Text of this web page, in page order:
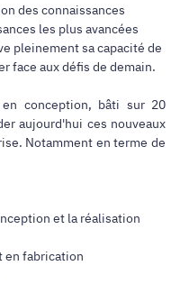
des connaissances
les plus avancées
pleinement sa capacité de
face aux défis de demain.
conception, bâti sur 20
aujourd'hui ces nouveaux
Notamment en terme de
et la réalisation
en fabrication